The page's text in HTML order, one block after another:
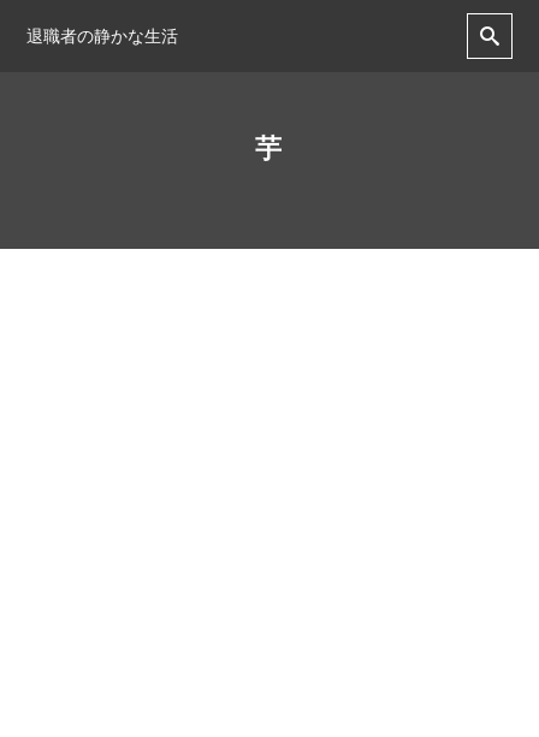
退職者の静かな生活
芋